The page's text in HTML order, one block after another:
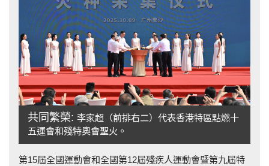
共同繁榮: 李家超（前排右二）代表香港特區點燃十
五運會和殘特奧會聖火。
第15屆全國運動會和全國第12屆殘疾人運動會暨第九屆特